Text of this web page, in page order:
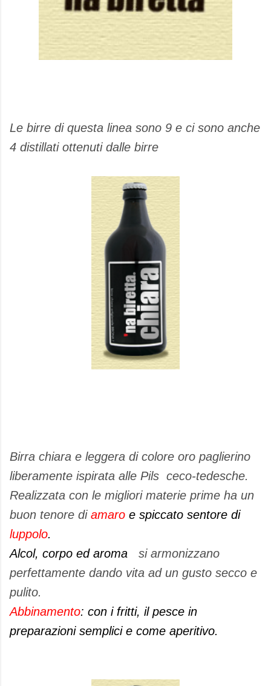
Le birre di questa linea sono 9 e ci sono anche
4 distillati ottenuti dalle birre
Birra chiara e leggera di colore oro paglierino
liberamente ispirata alle Pils ceco-tedesche.
Realizzata con le migliori materie prime ha un
buon tenore di amaro e spiccato sentore di
luppolo.
Alcol, corpo ed aroma
si armonizzano
perfettamente dando vita ad un gusto secco e
pulito.
Abbinamento: con i fritti, il pesce in
preparazioni semplici e come aperitivo.